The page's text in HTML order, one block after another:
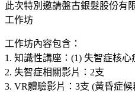
此次特別邀請盤古銀髮股份有
工作坊
工作坊內容包含：
1. 知識性講座：(1) 失智症核
2. 失智症相關影片：2支
3. VR體驗影片：3支 (黃昏症